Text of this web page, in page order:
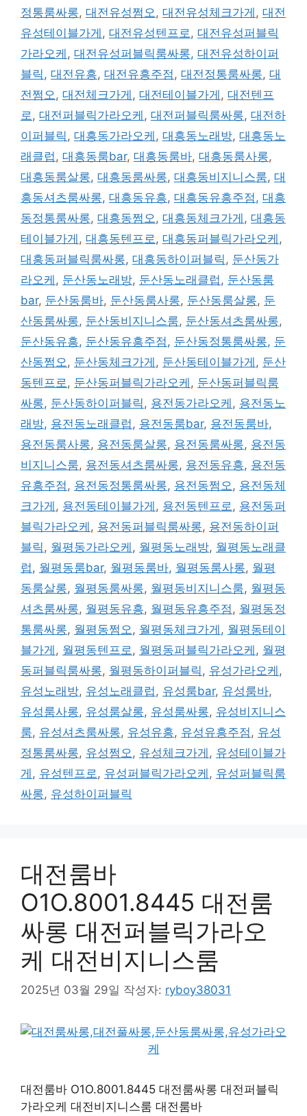
정통룸싸롱, 대전유성쩜오 , 대전유성체크가게 , 대전
유성테이블가게 , 대전유성텐프로 , 대전유성퍼블릭
가라오케 , 대전유성퍼블릭룸싸롱, 대전유성하이퍼
블릭 , 대전유흥, 대전유흥주점 , 대전정통룸싸롱, 대
전쩜오 , 대전체크가게 , 대전테이블가게 , 대전텐프
로 , 대전퍼블릭가라오케 , 대전퍼블릭룸싸롱, 대전하
이퍼블릭 , 대흥동가라오케 , 대흥동노래방, 대흥동노
래클럽 , 대흥동룸bar, 대흥동룸바, 대흥동룸사롱,
대흥동룸살롱, 대흥동룸싸롱, 대흥동비지니스룸, 대
흥동셔츠룸싸롱, 대흥동유흥, 대흥동유흥주점 , 대흥
동정통룸싸롱, 대흥동쩜오 , 대흥동체크가게 , 대흥동
테이블가게 , 대흥동텐프로 , 대흥동퍼블릭가라오케 ,
대흥동퍼블릭룸싸롱, 대흥동하이퍼블릭 , 둔산동가
라오케 , 둔산동노래방, 둔산동노래클럽 , 둔산동룸
bar, 둔산동룸바, 둔산동룸사롱, 둔산동룸살롱, 둔
산동룸싸롱, 둔산동비지니스룸, 둔산동셔츠룸싸롱,
둔산동유흥, 둔산동유흥주점 , 둔산동정통룸싸롱, 둔
산동쩜오 , 둔산동체크가게 , 둔산동테이블가게 , 둔산
동텐프로 , 둔산동퍼블릭가라오케 , 둔산동퍼블릭룸
싸롱, 둔산동하이퍼블릭 , 용전동가라오케 , 용전동노
래방, 용전동노래클럽 , 용전동룸bar, 용전동룸바,
용전동룸사롱, 용전동룸살롱, 용전동룸싸롱, 용전동
비지니스룸, 용전동셔츠룸싸롱, 용전동유흥, 용전동
유흥주점 , 용전동정통룸싸롱, 용전동쩜오 , 용전동체
크가게 , 용전동테이블가게 , 용전동텐프로 , 용전동퍼
블릭가라오케 , 용전동퍼블릭룸싸롱, 용전동하이퍼
블릭 , 월평동가라오케 , 월평동노래방, 월평동노래클
럽 , 월평동룸bar, 월평동룸바, 월평동룸사롱, 월평
동룸살롱, 월평동룸싸롱, 월평동비지니스룸, 월평동
셔츠룸싸롱, 월평동유흥, 월평동유흥주점 , 월평동정
통룸싸롱, 월평동쩜오 , 월평동체크가게 , 월평동테이
블가게 , 월평동텐프로 , 월평동퍼블릭가라오케 , 월평
동퍼블릭룸싸롱, 월평동하이퍼블릭 , 유성가라오케 ,
유성노래방, 유성노래클럽 , 유성룸bar, 유성룸바,
유성룸사롱, 유성룸살롱, 유성룸싸롱, 유성비지니스
룸, 유성셔츠룸싸롱, 유성유흥, 유성유흥주점 , 유성
정통룸싸롱, 유성쩜오 , 유성체크가게 , 유성테이블가
게 , 유성텐프로 , 유성퍼블릭가라오케 , 유성퍼블릭룸
싸롱, 유성하이퍼블릭
대전룸바
O1O.8001.8445 대전룸
싸롱 대전퍼블릭가라오
케 대전비지니스룸
2025년 03월 29일 작성자: ryboy38031
대전룸바 O1O.8001.8445 대전룸싸롱 대전퍼블릭
가라오케 대전비지니스룸 대전룸바